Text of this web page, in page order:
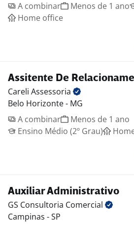
A combinar
Menos de 1 ano
Home office
Assitente De
Careli Assessoria
Belo Horizonte - MG
A combinar
Menos de 1 ano
Ensino Médio (2º Grau)
Auxiliar Administrativo
GS Consultoria Comercial
Campinas - SP